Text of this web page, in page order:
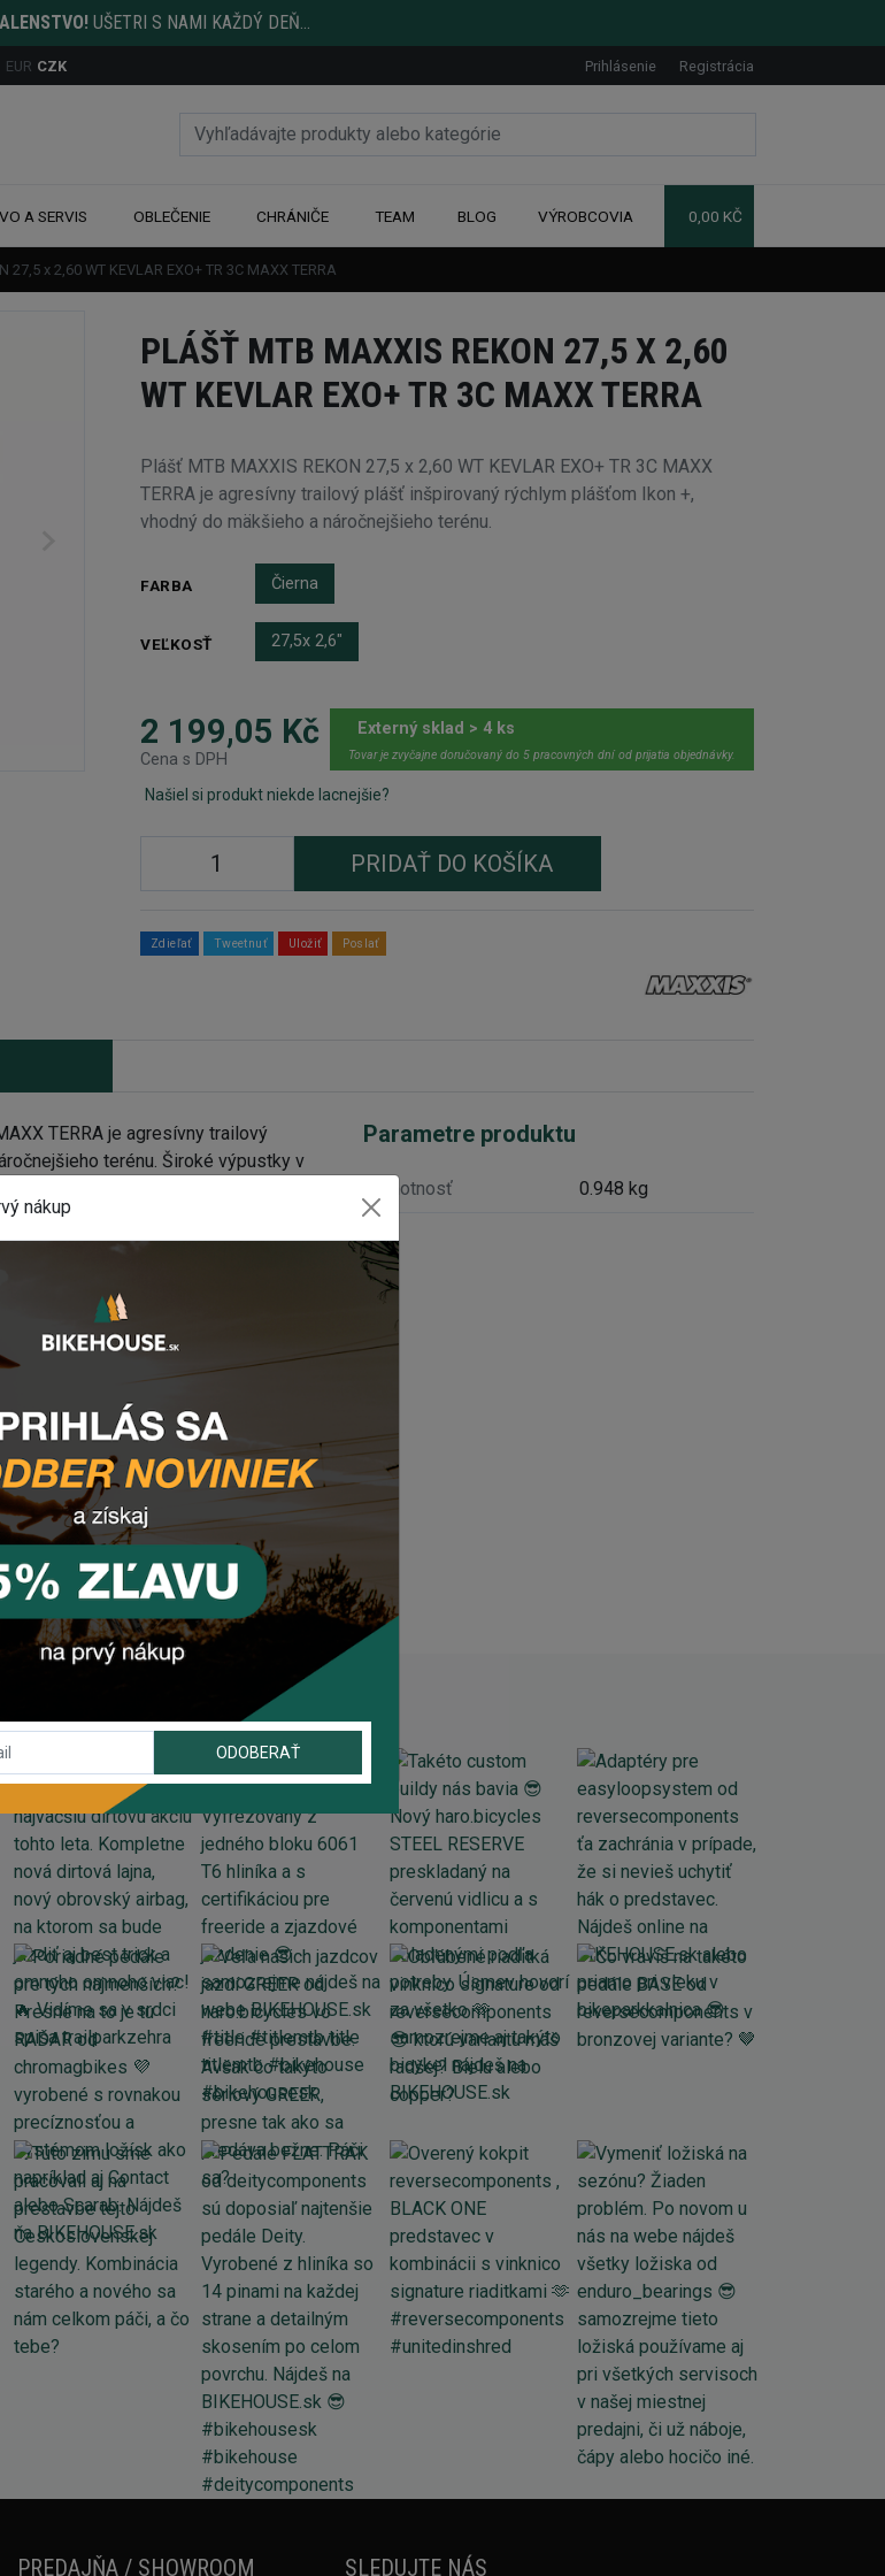
UŠETRI S NAMI KAŽDÝ DEŇ...
EUR CZK Prihlásenie Registrácia
A SERVIS OBLEČENIE CHRÁNIČE TEAM BLOG VÝROBCOVIA 0,00 KČ
27,5 x 2,60 WT KEVLAR EXO+ TR 3C MAXX TERRA
PLÁŠŤ MTB MAXXIS REKON 27,5 X 2,60
WT KEVLAR EXO+ TR 3C MAXX TERRA
Plášť MTB MAXXIS REKON 27,5 x 2,60 WT KEVLAR EXO+ TR 3C MAXX
TERRA je agresívny trailový plášť inšpirovaný rýchlym plášťom Ikon +,
vhodný do mäkšieho a náročnejšieho terénu.
FARBA Čierna
VEĽKOSŤ 27,5x 2,6"
2 199,05 Kč
Cena s DPH
Externý sklad > 4 ks
Tovar je zvyčajne doručovaný do 5 pracovných dní od prijatia objednávky.
Našiel si produkt niekde lacnejšie?
PRIDAŤ DO KOŠÍKA
Zdieľať Tweetnuť Uložiť Poslať
TERRA je agresívny trailový
terénu. Široké výpustky v
v tvare L, zaisťujú podporu vo
KEVLAR EXO+ TR 3C MAXX
dlhú životnosť plášťa
ráfik s vnútornou šírkou 30-35mm
chat(zelené tlačidlo vpravo dole).
Parametre produktu
Hmotnosť 0.948 kg
INSTAGRAM#BIKEHOUSESK
PREDAJŇA / SHOWROOM SLEDUJTE NÁS
nákup
ODOBERAŤ